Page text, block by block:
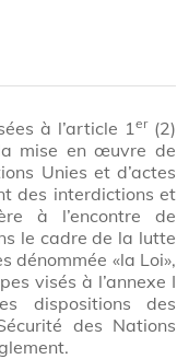
à l’article 1 er(2)
mise en œuvre de
Unies et d’actes
des interdictions et
à l’encontre de
le cadre de la lutte
dénommée «la Loi»,
visés à l’annexe I
dispositions des
des Nations